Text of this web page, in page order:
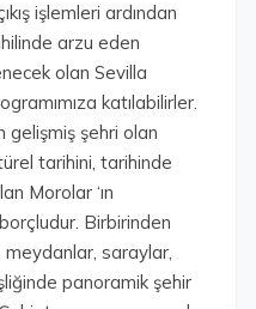
işlemleri ardından
arzu eden
olan Sevilla
katılabilirler.
gelişmiş şehri olan
tarihini, tarihinde
Morolar ‘ın
Birbirinden
saraylar,
panoramik şehir